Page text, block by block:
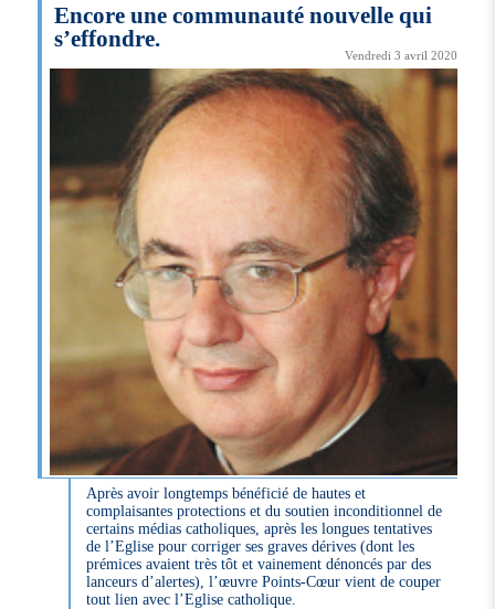
Encore une communauté nouvelle qui
s’effondre.
Vendredi 3 avril 2020
Après avoir longtemps bénéficié de hautes et
complaisantes protections et du soutien inconditionnel de
certains médias catholiques, après les longues tentatives
de l’Eglise pour corriger ses graves dérives (dont les
prémices avaient très tôt et vainement dénoncés par des
lanceurs d’alertes), l’œuvre Points-Cœur vient de couper
tout lien avec l’Eglise catholique.